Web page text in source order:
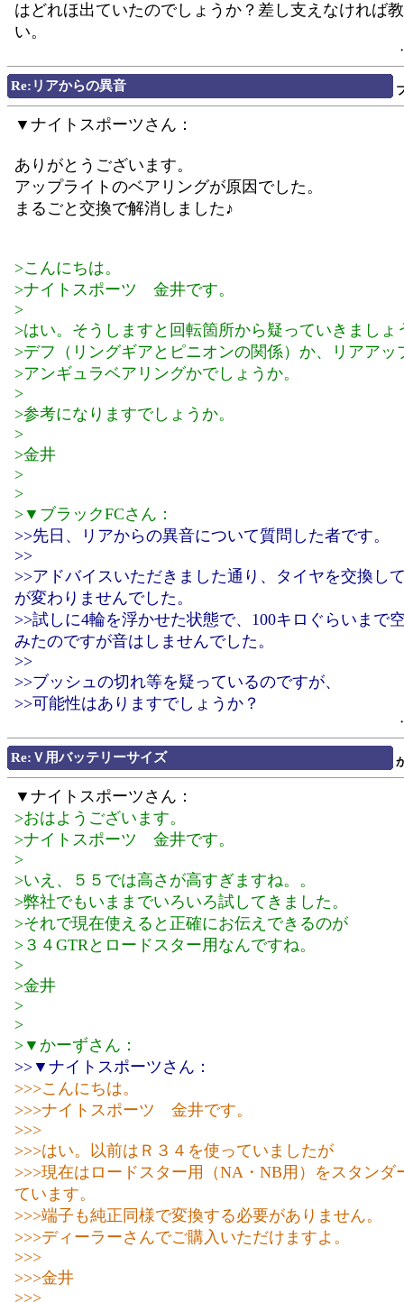
はどれほ出ていたのでしょうか？差し支えなければ
い。
Re:リアからの異音
▼ナイトスポーツさん：
ありがとうございます。
アップライトのベアリングが原因でした。
まるごと交換で解消しました♪
>こんにちは。
>ナイトスポーツ 金井です。
>
>はい。そうしますと回転箇所から疑っていきましょ
>デフ（リングギアとピニオンの関係）か、リアアッ
>アンギュラベアリングかでしょうか。
>
>参考になりますでしょうか。
>
>金井
>
>
>▼ブラックFCさん：
>>先日、リアからの異音について質問した者です。
>>
>>アドバイスいただきました通り、タイヤを交換し
が変わりませんでした。
>>試しに4輪を浮かせた状態で、100キロぐらいまで
みたのですが音はしませんでした。
>>
>>ブッシュの切れ等を疑っているのですが、
>>可能性はありますでしょうか？
Re:Ｖ用バッテリーサイズ
▼ナイトスポーツさん：
>おはようございます。
>ナイトスポーツ 金井です。
>
>いえ、５５では高さが高すぎますね。。
>弊社でもいままでいろいろ試してきました。
>それで現在使えると正確にお伝えできるのが
>３４GTRとロードスター用なんですね。
>
>金井
>
>
>▼かーずさん：
>>▼ナイトスポーツさん：
>>>こんにちは。
>>>ナイトスポーツ 金井です。
>>>
>>>はい。以前はＲ３４を使っていましたが
>>>現在はロードスター用（NA・NB用）をスタンダ
ています。
>>>端子も純正同様で変換する必要がありません。
>>>ディーラーさんでご購入いただけますよ。
>>>
>>>金井
>>>